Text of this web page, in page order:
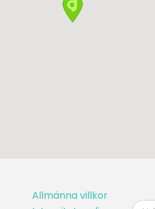
Allmänna villkor